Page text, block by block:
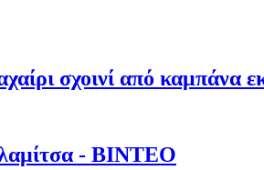
σχοινί από καμπάνα
- ΒΙΝΤΕΟ